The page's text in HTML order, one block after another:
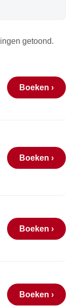
getoond.
Boeken ›
Boeken ›
Boeken ›
Boeken ›